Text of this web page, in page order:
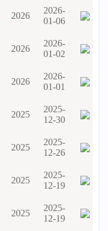
2026
2026-
01-06
2026
2026-
01-02
2026
2026-
01-01
2025
2025-
12-30
2025
2025-
12-26
2025
2025-
12-19
2025
2025-
12-19